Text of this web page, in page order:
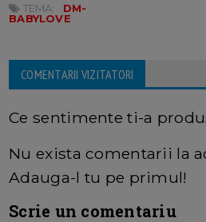
TEMA:
DM-
BABYLOVE
COMENTARII VIZITATORI
Ce sentimente ti-a
Nu exista comentarii la
Adauga-l tu pe primul!
Scrie un comentariu